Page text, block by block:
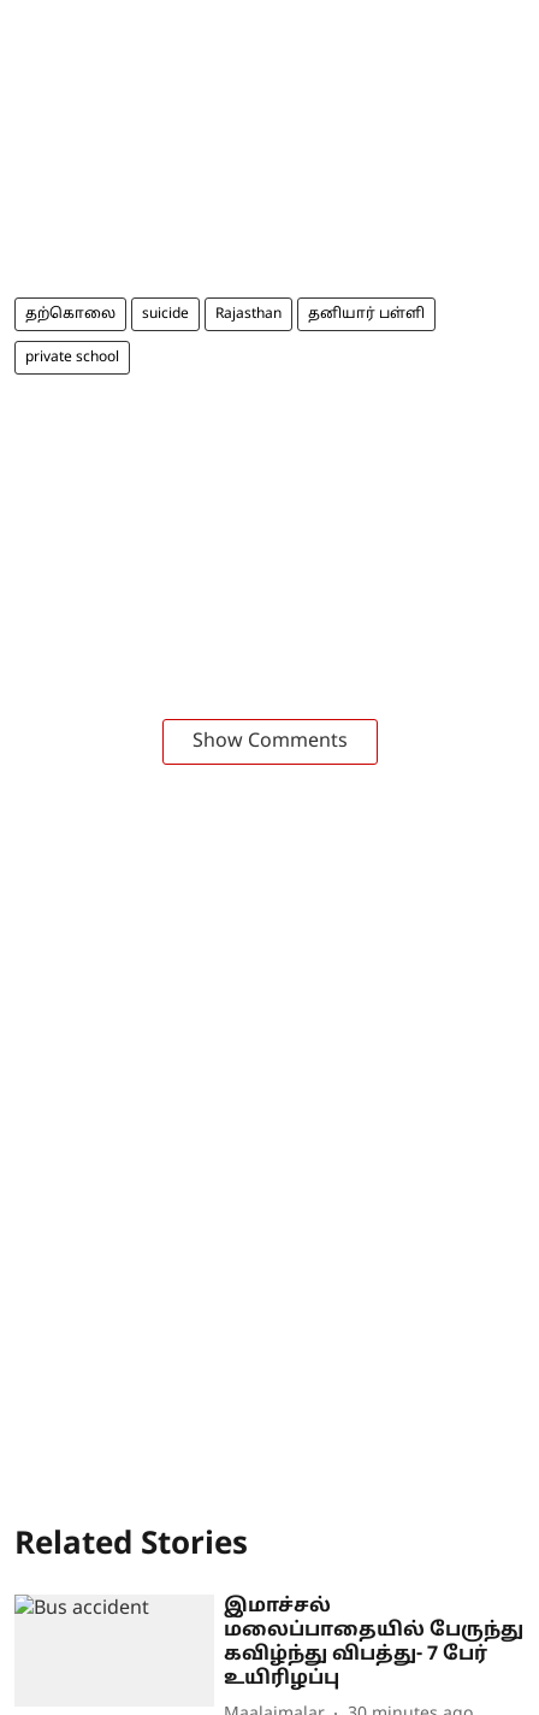
தற்கொலை suicide Rajasthan தனியார் பள்ளி
private school
Show Comments
Related Stories
இமாச்சல்
மலைப்பாதையில் பேருந்து
கவிழ்ந்து விபத்து- 7 பேர்
உயிரிழப்பு